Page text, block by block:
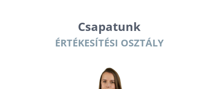
Csapatunk
ÉRTÉKESÍTÉSI OSZTÁLY